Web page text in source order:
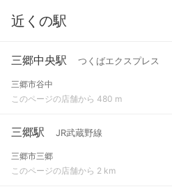
近くの駅
三郷中央駅 つくばエクスプレス
三郷市谷中
このページの店舗から 480 m
三郷駅 JR武蔵野線
三郷市三郷
このページの店舗から 2 km